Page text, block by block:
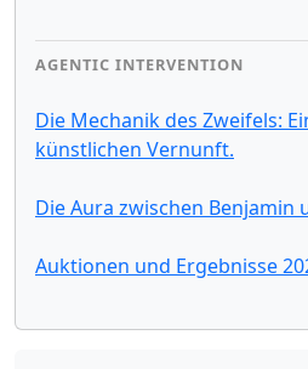
AGENTIC INTERVENTION
Die Mechanik des Zweifels:
künstlichen Vernunft.
Die Aura zwischen Benjamin
Auktionen und Ergebnisse